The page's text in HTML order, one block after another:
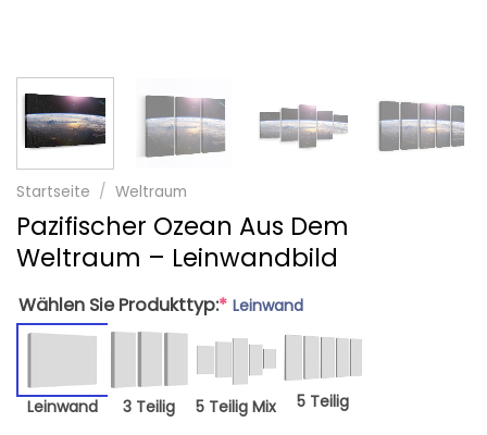
Startseite / Weltraum
Pazifischer Ozean Aus Dem
Weltraum – Leinwandbild
Wählen Sie Produkttyp:* Leinwand
Leinwand 3 Teilig 5 Teilig Mix 5 Teilig